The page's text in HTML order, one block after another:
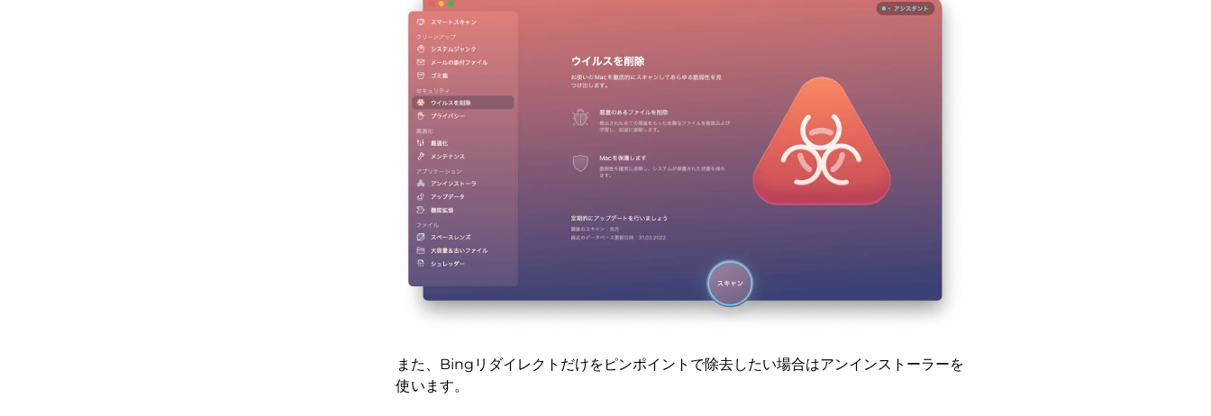
また、Bingリダイレクトだけをピンポイントで除去したい場合はアンインストーラーを
使います。